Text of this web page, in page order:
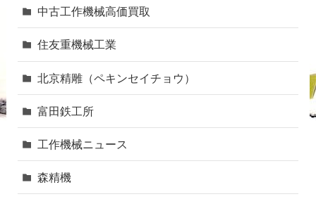
中古工作機械高価買取
住友重機械工業
北京精雕（ペキンセイチョウ）
富田鉄工所
工作機械ニュース
森精機